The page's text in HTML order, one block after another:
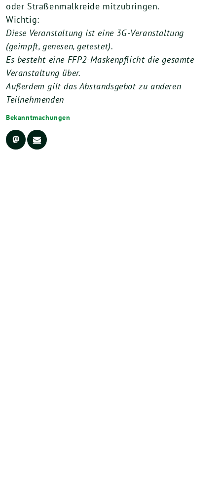
oder Straßenmalkreide mitzubringen.
Wichtig:
Diese Veranstaltung ist eine 3G-Veranstaltung
(geimpft, genesen, getestet).
Es besteht eine FFP2-Maskenpflicht die gesamte
Veranstaltung über.
Außerdem gilt das Abstandsgebot zu anderen
Teilnehmenden
Bekanntmachungen